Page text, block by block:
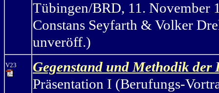
Tübingen/BRD, 11. November
Constans Seyfarth & Volker
unveröff.)
V23
Gegenstand und Methodik der
Präsentation I (Berufungs-